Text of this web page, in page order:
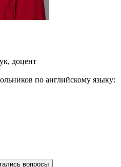
доцент
по английскому языку:
вопросы